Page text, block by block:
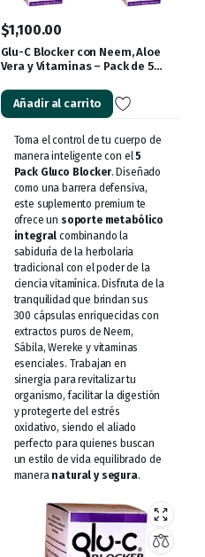
$1,100.00
Glu-C Blocker con Neem, Aloe
Vera y Vitaminas – Pack de 5
Añadir al carrito
Toma el control de tu cuerpo de
manera inteligente con el5
Pack Gluco Blocker. Diseñado
como una barrera defensiva,
este suplemento premium te
ofrece un soporte metabólico
integral combinando la
sabiduría de la herbolaria
tradicional con el poder de la
ciencia vitamínica. Disfruta de la
tranquilidad que brindan sus
300 cápsulas enriquecidas con
extractos puros de Neem,
Sábila, Wereke y vitaminas
esenciales. Trabajan en
sinergia para revitalizar tu
organismo, facilitar la digestión
y protegerte del estrés
oxidativo, siendo el aliado
perfecto para quienes buscan
un estilo de vida equilibrado de
manera natural y segura.